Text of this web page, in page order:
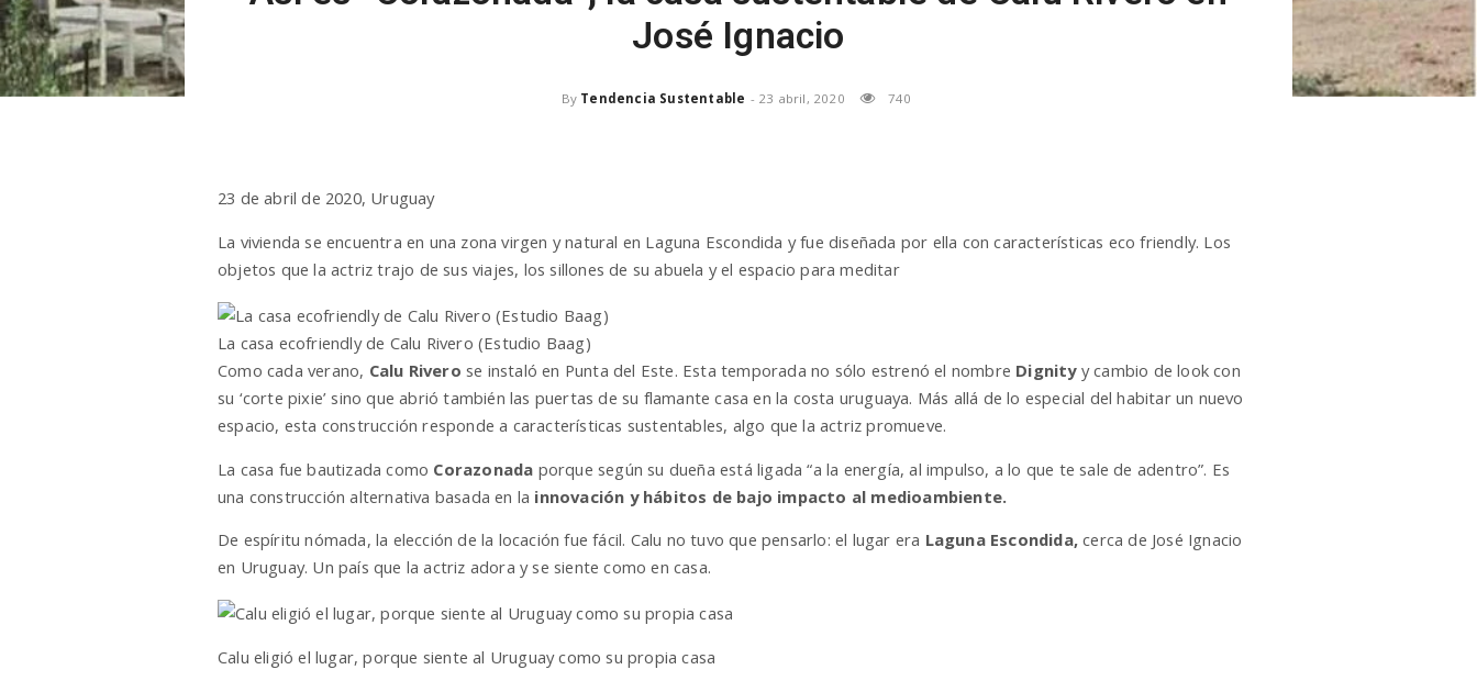
José Ignacio
By Tendencia Sustentable - 23 abril, 2020 740
23 de abril de 2020, Uruguay
La vivienda se encuentra en una zona virgen y natural en Laguna Escondida y fue diseñada por ella con características eco friendly. Los
objetos que la actriz trajo de sus viajes, los sillones de su abuela y el espacio para meditar
La casa ecofriendly de Calu Rivero (Estudio Baag)
Como cada verano, Calu Rivero se instaló en Punta del Este. Esta temporada no sólo estrenó el nombre Dignityy cambio de look con
su ‘corte pixie’ sino que abrió también las puertas de su flamante casa en la costa uruguaya. Más allá de lo especial del habitar un nuevo
espacio, esta construcción responde a características sustentables, algo que la actriz promueve.
La casa fue bautizada como Corazonada porque según su dueña está ligada “a la energía, al impulso, a lo que te sale de adentro”. Es
una construcción alternativa basada en la innovación y hábitos de bajo impacto al medioambiente.
De espíritu nómada, la elección de la locación fue fácil. Calu no tuvo que pensarlo: el lugar era Laguna Escondida,cerca de José Ignacio
en Uruguay. Un país que la actriz adora y se siente como en casa.
Calu eligió el lugar, porque siente al Uruguay como su propia casa